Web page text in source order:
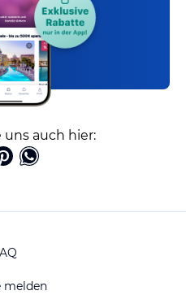
uns auch hier:
melden